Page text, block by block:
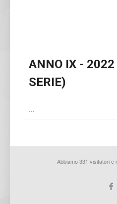
ANNO IX - 2022
SERIE)
...
Abbiamo 331 visitatori e